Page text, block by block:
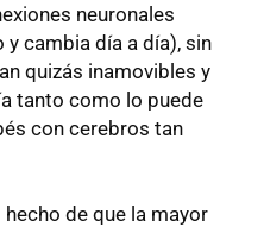
neuronales
cambia día a día), sin
quizás inamovibles y
tanto como lo puede
con cerebros tan
de que la mayor